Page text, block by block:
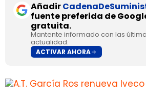
Añadir
fuente preferida de
gratuita.
Mantente informado con las
actualidad.
ACTIVAR AHORA